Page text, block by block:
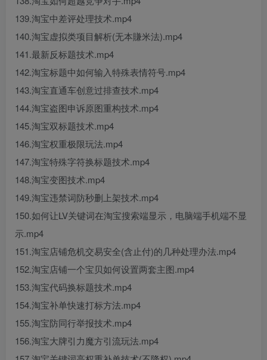
139.淘宝中差评处理技术.mp4
140.淘宝虚拟类项目解析(无本賺米法).mp4
141.最新反标题技术.mp4
142.淘宝标题中如何输入特殊表情符号.mp4
143.淘宝直通车创意过排查技术.mp4
144.淘宝盗图申诉原图重构技术.mp4
145.淘宝双标题技术.mp4
146.淘宝权重极限玩法.mp4
147.淘宝特殊字符换标题技术.mp4
148.淘宝变图技术.mp4
149.淘宝违禁词防秒删上架技术.mp4
150.如何让LV关键词在淘宝搜索端显示，电脑端手机端不显
示.mp4
151.淘宝店铺危机交易安全(含止付)的几种处理办法.mp4
152.淘宝店铺一个宝贝如何设置两套主图.mp4
153.淘宝代码换标题技术.mp4
154.淘宝补单快速打标方法.mp4
155.淘宝防同行举报技术.mp4
156.淘宝大牌引力魔方引流玩法.mp4